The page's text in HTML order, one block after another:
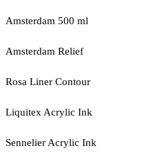
Amsterdam 500 ml
Amsterdam Relief
Rosa Liner Contour
Liquitex Acrylic Ink
Sennelier Acrylic Ink